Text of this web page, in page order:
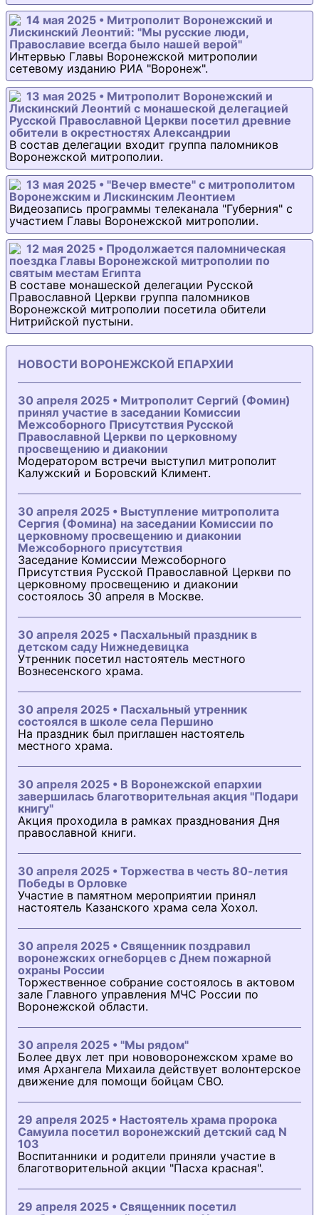
14 мая 2025 • Митрополит Воронежский и
Лискинский Леонтий: "Мы русские люди,
Православие всегда было нашей верой"
Интервью Главы Воронежской митрополии
сетевому изданию РИА "Воронеж".
13 мая 2025 • Митрополит Воронежский и
Лискинский Леонтий с монашеской делегацией
Русской Православной Церкви посетил древние
обители в окрестностях Александрии
В состав делегации входит группа паломников
Воронежской митрополии.
13 мая 2025 • "Вечер вместе" с митрополитом
Воронежским и Лискинским Леонтием
Видеозапись программы телеканала "Губерния" с
участием Главы Воронежской митрополии.
12 мая 2025 • Продолжается паломническая
поездка Главы Воронежской митрополии по
святым местам Египта
В составе монашеской делегации Русской
Православной Церкви группа паломников
Воронежской митрополии посетила обители
Нитрийской пустыни.
НОВОСТИ ВОРОНЕЖСКОЙ ЕПАРХИИ
30 апреля 2025 • Митрополит Сергий (Фомин)
принял участие в заседании Комиссии
Межсоборного Присутствия Русской
Православной Церкви по церковному
просвещению и диаконии
Модератором встречи выступил митрополит
Калужский и Боровский Климент.
30 апреля 2025 • Выступление митрополита
Сергия (Фомина) на заседании Комиссии по
церковному просвещению и диаконии
Межсоборного присутствия
Заседание Комиссии Межсоборного
Присутствия Русской Православной Церкви по
церковному просвещению и диаконии
состоялось 30 апреля в Москве.
30 апреля 2025 • Пасхальный праздник в
детском саду Нижнедевицка
Утренник посетил настоятель местного
Вознесенского храма.
30 апреля 2025 • Пасхальный утренник
состоялся в школе села Першино
На праздник был приглашен настоятель
местного храма.
30 апреля 2025 • В Воронежской епархии
завершилась благотворительная акция "Подари
книгу"
Акция проходила в рамках празднования Дня
православной книги.
30 апреля 2025 • Торжества в честь 80-летия
Победы в Орловке
Участие в памятном мероприятии принял
настоятель Казанского храма села Хохол.
30 апреля 2025 • Священник поздравил
воронежских огнеборцев с Днем пожарной
охраны России
Торжественное собрание состоялось в актовом
зале Главного управления МЧС России по
Воронежской области.
30 апреля 2025 • "Мы рядом"
Более двух лет при нововоронежском храме во
имя Архангела Михаила действует волонтерское
движение для помощи бойцам СВО.
29 апреля 2025 • Настоятель храма пророка
Самуила посетил воронежский детский сад N
103
Воспитанники и родители приняли участие в
благотворительной акции "Пасха красная".
29 апреля 2025 • Священник посетил